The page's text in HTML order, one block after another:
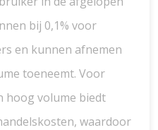
bij 0,1% voor
en kunnen afnemen
toeneemt. Voor
hoog volume biedt
waardoor